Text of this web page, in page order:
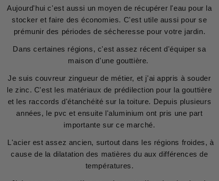
Aujourd'hui c'est aussi un moyen de récupérer l'eau pour la
stocker et faire des économies. C'est utile aussi pour se
prémunir des périodes de sécheresse pour votre jardin.
Dans certaines régions, c'est assez récent d'équiper sa
maison d'une gouttière.
Je suis couvreur zingueur de métier, et j'ai appris à souder
le zinc. C'est les matériaux de prédilection pour la gouttière
et les raccords d'étanchéité sur la toiture. Depuis plusieurs
années, le pvc et ensuite l'aluminium ont pris une part
importante sur ce marché.
L'acier est assez ancien, surtout dans les régions froides, à
cause de la dilatation des matières du aux différences de
températures.